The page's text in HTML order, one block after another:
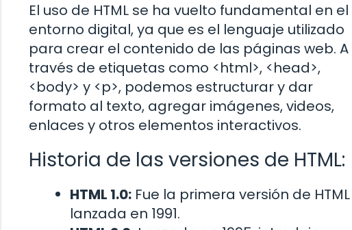
El uso de HTML se ha vuelto fundamental en el
entorno digital, ya que es el lenguaje utilizado
para crear el contenido de las páginas web. A
través de etiquetas como <html>, <head>,
<body> y <p>, podemos estructurar y dar
formato al texto, agregar imágenes, videos,
enlaces y otros elementos interactivos.
Historia de las versiones de HTML:
HTML 1.0: Fue la primera versión de HTML
lanzada en 1991.